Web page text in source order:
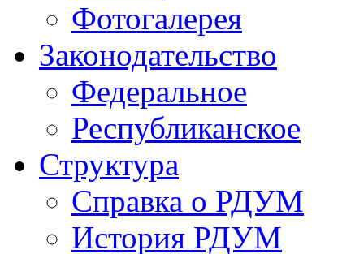
Фотогалерея
Законодательство
Федеральное
Республиканское
Структура
Справка о РДУМ
История РДУМ